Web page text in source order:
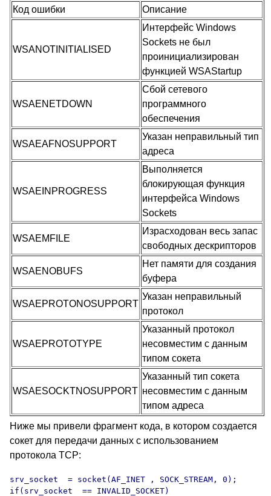
Код ошибки
Описание
WSANOTINITIALISED
Интерфейс Windows
Sockets не был
проинициализирован
функцией WSAStartup
WSAENETDOWN
Сбой сетевого
программного
обеспечения
WSAEAFNOSUPPORT
Указан неправильный тип
адреса
WSAEINPROGRESS
Выполняется
блокирующая функция
интерфейса Windows
Sockets
WSAEMFILE
Израсходован весь запас
свободных дескрипторов
WSAENOBUFS
Нет памяти для создания
буфера
WSAEPROTONOSUPPORT
Указан неправильный
протокол
WSAEPROTOTYPE
Указанный протокол
несовместим с данным
типом сокета
WSAESOCKTNOSUPPORT
Указанный тип сокета
несовместим с данным
типом адреса
Ниже мы привели фрагмент кода, в котором создается
сокет для передачи данных с использованием
протокола TCP:
srv_socket  = socket(AF_INET , SOCK_STREAM, 0);
if(srv_socket  == INVALID_SOCKET)